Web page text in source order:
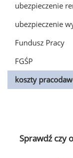
ubezpieczenie
ubezpieczenie
Fundusz Pracy
FGŚP
koszty
Sprawdź czy